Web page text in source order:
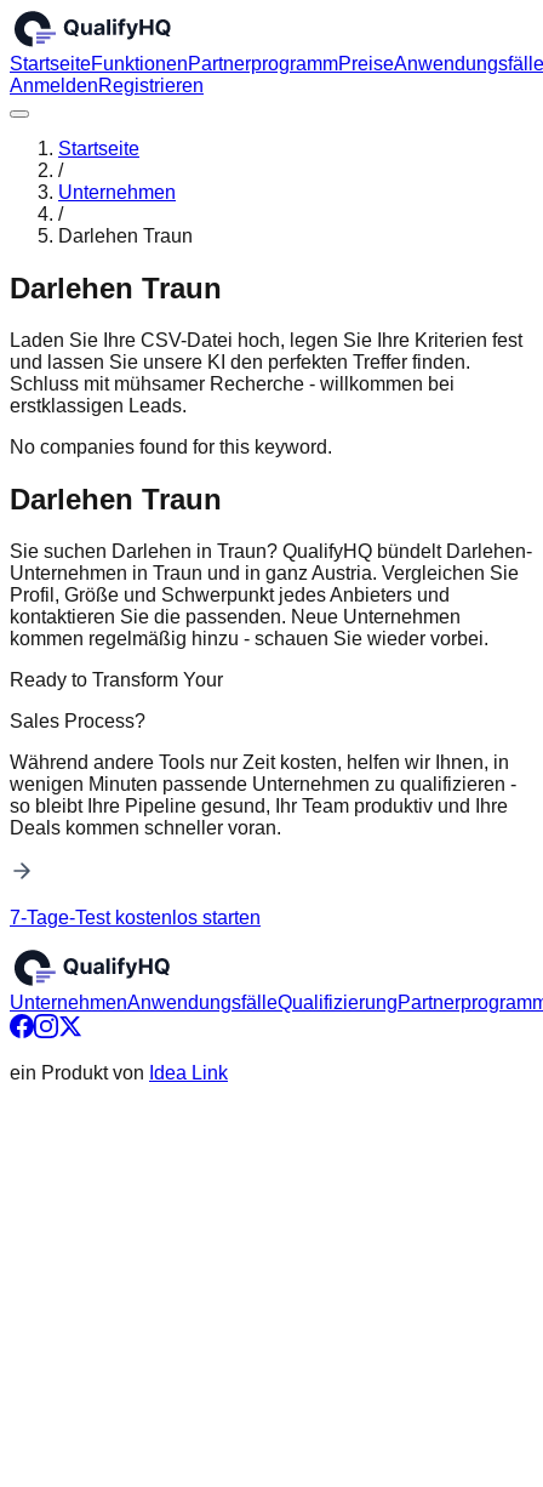
StartseiteFunktionenPartnerprogrammPreiseAnwendungsfälle
AnmeldenRegistrieren
Startseite
/
Unternehmen
/
Darlehen Traun
Darlehen Traun
Laden Sie Ihre CSV-Datei hoch, legen Sie Ihre Kriterien fest
und lassen Sie unsere KI den perfekten Treffer finden.
Schluss mit mühsamer Recherche - willkommen bei
erstklassigen Leads.
No companies found for this keyword.
Darlehen Traun
Sie suchen Darlehen in Traun? QualifyHQ bündelt Darlehen-
Unternehmen in Traun und in ganz Austria. Vergleichen Sie
Profil, Größe und Schwerpunkt jedes Anbieters und
kontaktieren Sie die passenden. Neue Unternehmen
kommen regelmäßig hinzu - schauen Sie wieder vorbei.
Ready to Transform Your
Sales Process?
Während andere Tools nur Zeit kosten, helfen wir Ihnen, in
wenigen Minuten passende Unternehmen zu qualifizieren -
so bleibt Ihre Pipeline gesund, Ihr Team produktiv und Ihre
Deals kommen schneller voran.
7-Tage-Test kostenlos starten
UnternehmenAnwendungsfälleQualifizierung
ein Produkt von Idea Link